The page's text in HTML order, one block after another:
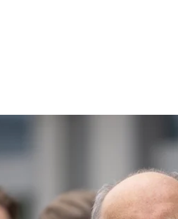
Facebook /
навідався в гості до
Політик засудив
Facebook.